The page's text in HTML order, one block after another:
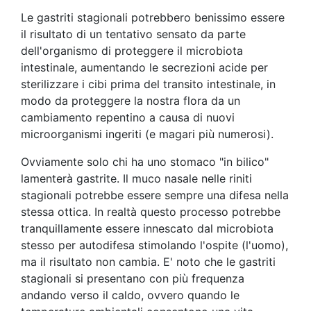
Le gastriti stagionali potrebbero benissimo essere
il risultato di un tentativo sensato da parte
dell'organismo di proteggere il microbiota
intestinale, aumentando le secrezioni acide per
sterilizzare i cibi prima del transito intestinale, in
modo da proteggere la nostra flora da un
cambiamento repentino a causa di nuovi
microorganismi ingeriti (e magari più numerosi).
Ovviamente solo chi ha uno stomaco "in bilico"
lamenterà gastrite. Il muco nasale nelle riniti
stagionali potrebbe essere sempre una difesa nella
stessa ottica. In realtà questo processo potrebbe
tranquillamente essere innescato dal microbiota
stesso per autodifesa stimolando l'ospite (l'uomo),
ma il risultato non cambia. E' noto che le gastriti
stagionali si presentano con più frequenza
andando verso il caldo, ovvero quando le